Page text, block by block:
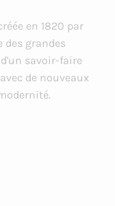
en 1820 par
des grandes
savoir-faire
de nouveaux